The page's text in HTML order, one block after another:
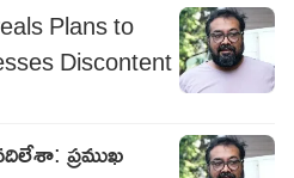
Plans to
Discontent
ప్రముఖ